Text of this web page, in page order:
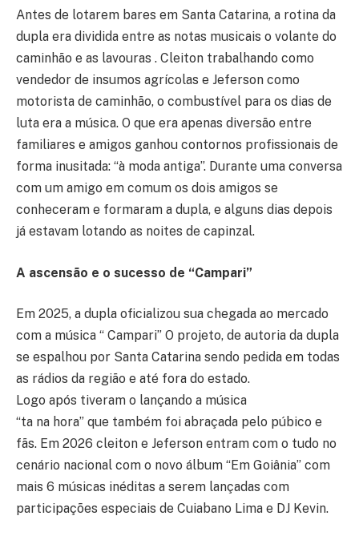
Antes de lotarem bares em Santa Catarina, a rotina da
dupla era dividida entre as notas musicais o volante do
caminhão e as lavouras . Cleiton trabalhando como
vendedor de insumos agrícolas e Jeferson como
motorista de caminhão, o combustível para os dias de
luta era a música. O que era apenas diversão entre
familiares e amigos ganhou contornos profissionais de
forma inusitada: “à moda antiga”. Durante uma conversa
com um amigo em comum os dois amigos se
conheceram e formaram a dupla, e alguns dias depois
já estavam lotando as noites de capinzal.
A ascensão e o sucesso de “Campari”
Em 2025, a dupla oficializou sua chegada ao mercado
com a música “ Campari” O projeto, de autoria da dupla
se espalhou por Santa Catarina sendo pedida em todas
as rádios da região e até fora do estado.
Logo após tiveram o lançando a música
“ta na hora” que também foi abraçada pelo púbico e
fãs. Em 2026 cleiton e Jeferson entram com o tudo no
cenário nacional com o novo álbum “Em Goiânia” com
mais 6 músicas inéditas a serem lançadas com
participações especiais de Cuiabano Lima e DJ Kevin.